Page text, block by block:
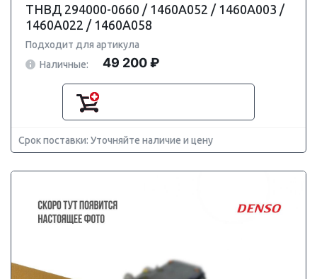
ТНВД 294000-0660 / 1460A052 / 1460A003 /
1460A022 / 1460A058
Подходит для артикула
Наличные:
49 200 ₽
Срок поставки: Уточняйте наличие и цену